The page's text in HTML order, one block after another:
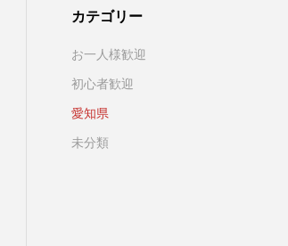
カテゴリー
お一人様歓迎
初心者歓迎
愛知県
未分類